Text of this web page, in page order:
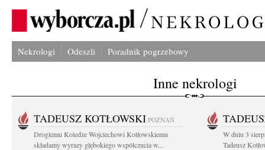
Nekrologi Odeszli Poradnik pogrzebowy
Inne nekrologi
TADEUSZ KOTŁOWSKI POZNAŃ
Drogiemu Koledze Wojciechowi Kotłowskiemu
składamy wyrazy głębokiego współczucia w...
W dniu 3
Tadeusz